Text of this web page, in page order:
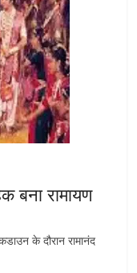
बना रामायण
के दौरान रामानंद